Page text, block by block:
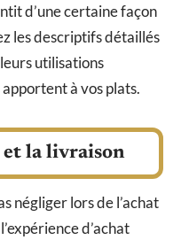
d’une certaine façon
les descriptifs détaillés
utilisations
à vos plats.
et la livraison
négliger lors de l’achat
d’achat